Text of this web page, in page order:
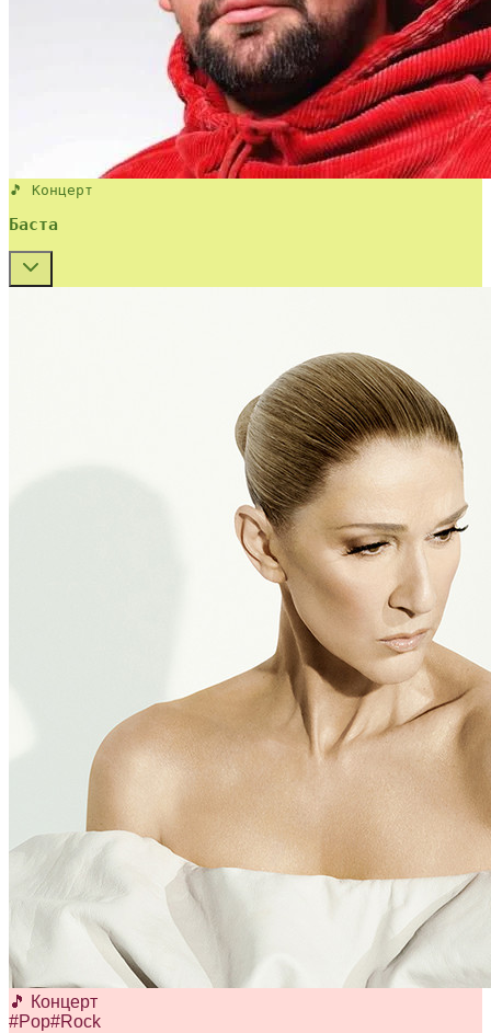
🎵 Концерт
Баста
🎵 Концерт
#Pop#Rock